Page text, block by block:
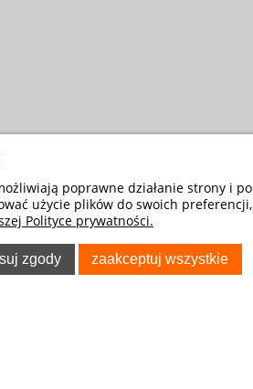
poprawne działanie strony i
użycie plików do swoich
Polityce prywatności.
zgody zaakceptuj wszystkie